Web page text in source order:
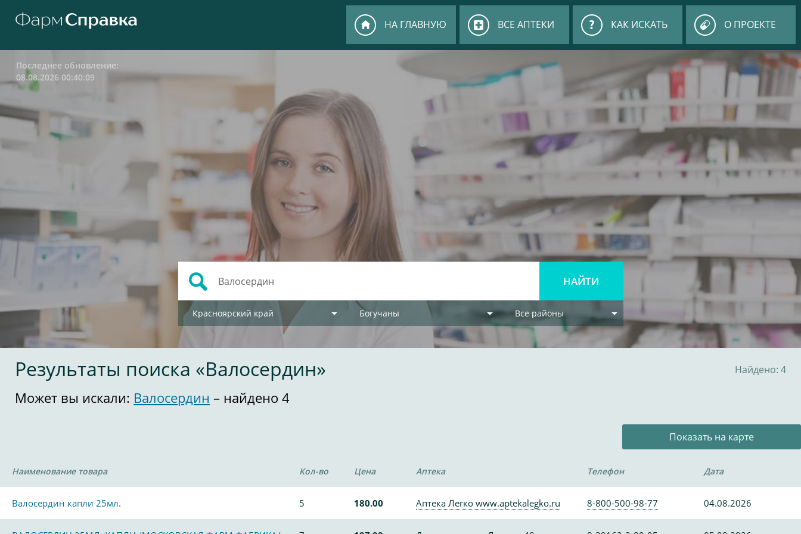
НА ГЛАВНУЮ ВСЕ АПТЕКИ КАК ИСКАТЬ О ПРОЕКТЕ
Последнее обновление:
08.08.2026 00:40:09
Красноярский край Богучаны Все районы
Результаты поиска «Валосердин» Найдено: 4
Может вы искали: Валосердин – найдено 4
Показать на карте
Наименование товара Кол-во Цена Аптека Телефон Дата
Валосердин капли 25мл. 5 180.00 Аптека Легко www.aptekalegko.ru 8-800-500-98-77 04.08.2026